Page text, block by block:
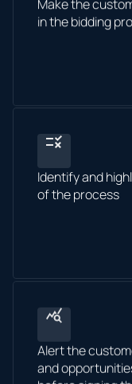
Make the
in the bidding
Identify and
of the process
Alert the
and